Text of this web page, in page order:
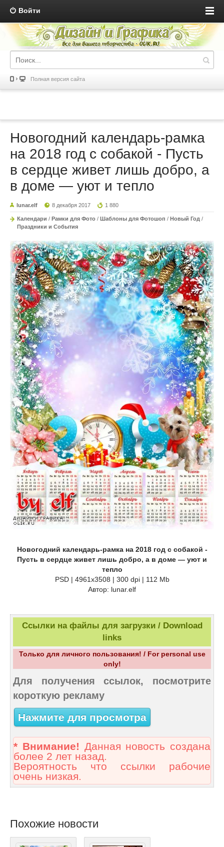
Войти
Полная версия сайта
Новогодний календарь-рамка
на 2018 год с собакой - Пусть
в сердце живет лишь добро, а
в доме — уют и тепло
lunar.elf 8 декабря 2017 1 880
Календари / Рамки для Фото / Шаблоны для Фотошоп / Новый Год /
Праздники и События
Новогодний календарь-рамка на 2018 год с собакой -
Пусть в сердце живет лишь добро, а в доме — уют и
тепло
PSD | 4961х3508 | 300 dpi | 112 Mb
Автор: lunar.elf
Ссылки на файлы для загрузки / Download
links
Только для личного пользования! / For personal use
only!
Для получения ссылок, посмотрите
короткую рекламу
Нажмите для просмотра
* Внимание! Данная новость создана
более 2 лет назад.
Вероятность что ссылки рабочие
очень низкая.
Похожие новости